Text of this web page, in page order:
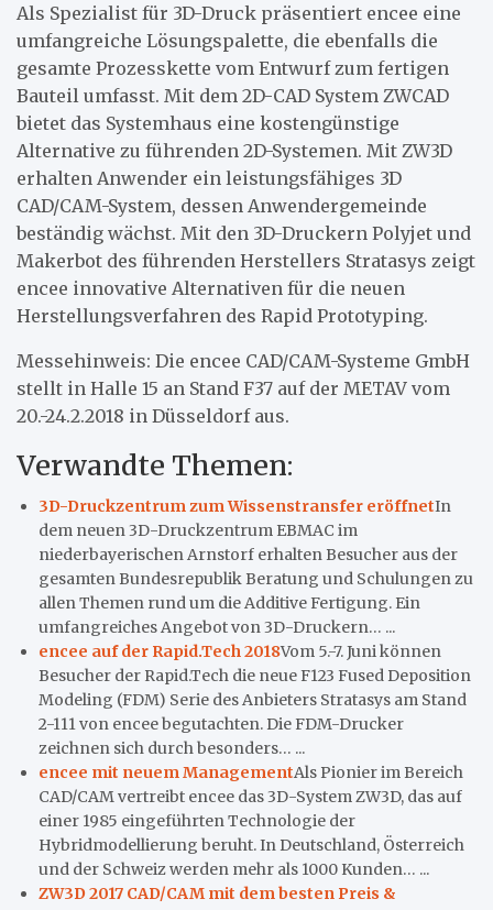
Als Spezialist für 3D-Druck präsentiert encee eine
umfangreiche Lösungspalette, die ebenfalls die
gesamte Prozesskette vom Entwurf zum fertigen
Bauteil umfasst. Mit dem 2D-CAD System ZWCAD
bietet das Systemhaus eine kostengünstige
Alternative zu führenden 2D-Systemen. Mit ZW3D
erhalten Anwender ein leistungsfähiges 3D
CAD/CAM-System, dessen Anwendergemeinde
beständig wächst. Mit den 3D-Druckern Polyjet und
Makerbot des führenden Herstellers Stratasys zeigt
encee innovative Alternativen für die neuen
Herstellungsverfahren des Rapid Prototyping.
Messehinweis: Die encee CAD/CAM-Systeme GmbH
stellt in Halle 15 an Stand F37 auf der METAV vom
20.-24.2.2018 in Düsseldorf aus.
Verwandte Themen:
3D-Druckzentrum zum Wissenstransfer eröffnetIn
dem neuen 3D-Druckzentrum EBMAC im
niederbayerischen Arnstorf erhalten Besucher aus der
gesamten Bundesrepublik Beratung und Schulungen zu
allen Themen rund um die Additive Fertigung. Ein
umfangreiches Angebot von 3D-Druckern… ...
encee auf der Rapid.Tech 2018Vom 5.-7. Juni können
Besucher der Rapid.Tech die neue F123 Fused Deposition
Modeling (FDM) Serie des Anbieters Stratasys am Stand
2-111 von encee begutachten. Die FDM-Drucker
zeichnen sich durch besonders… ...
encee mit neuem ManagementAls Pionier im Bereich
CAD/CAM vertreibt encee das 3D-System ZW3D, das auf
einer 1985 eingeführten Technologie der
Hybridmodellierung beruht. In Deutschland, Österreich
und der Schweiz werden mehr als 1000 Kunden… ...
ZW3D 2017 CAD/CAM mit dem besten Preis &